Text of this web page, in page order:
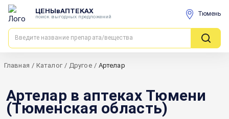
ЦЕНЫвАПТЕКАХ
поиск выгодных предложений Тюмень
Главная / Каталог / Другое / Артелар
Артелар в аптеках Тюмени
(Тюменская область)